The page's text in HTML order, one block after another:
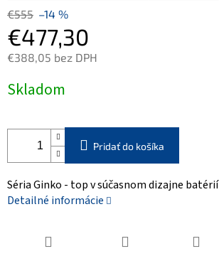
€555 –14 %
€477,30
€388,05 bez DPH
cena:
Skladom
Pridať do košíka
Séria Ginko - top v súčasnom dizajne batérií
Detailné informácie